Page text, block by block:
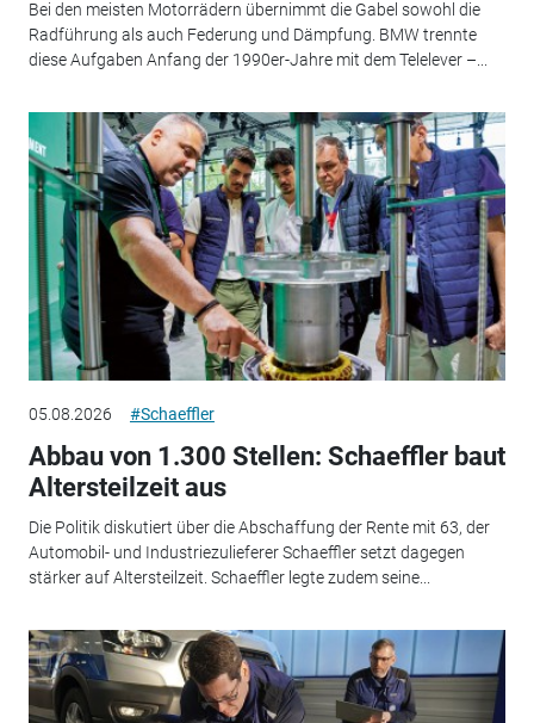
Bei den meisten Motorrädern übernimmt die Gabel sowohl die
Radführung als auch Federung und Dämpfung. BMW trennte
diese Aufgaben Anfang der 1990er-Jahre mit dem Telelever –...
05.08.2026 #Schaeffler
Abbau von 1.300 Stellen: Schaeffler baut
Altersteilzeit aus
Die Politik diskutiert über die Abschaffung der Rente mit 63, der
Automobil- und Industriezulieferer Schaeffler setzt dagegen
stärker auf Altersteilzeit. Schaeffler legte zudem seine...